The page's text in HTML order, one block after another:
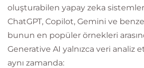
oluşturabilen yapay zeka
ChatGPT, Copilot, Gemini ve
bunun en popüler örnekleri
Generative AI yalnızca veri analiz
aynı zamanda: